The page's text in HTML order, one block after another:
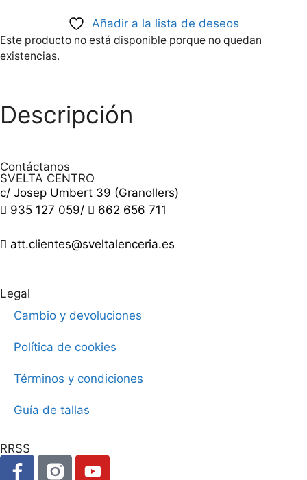
Añadir a la lista de deseos
Este producto no está disponible porque no quedan
existencias.
Descripción
Contáctanos
SVELTA CENTRO
c/ Josep Umbert 39 (Granollers)
935 127 059/ 662 656 711
att.clientes@sveltalenceria.es
Legal
Cambio y devoluciones
Política de cookies
Términos y condiciones
Guía de tallas
RRSS